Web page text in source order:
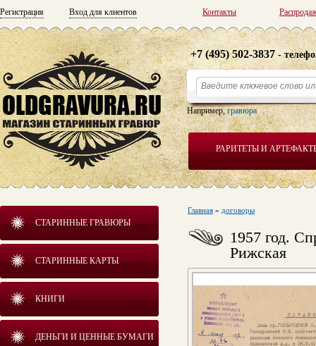
Регистрация Вход для клиентов Контакты
РАРИТЕТЫ И
+7 (495) 502-3837 -
Например,гравюра
СТАРИННЫЕ ГРАВЮРЫ
СТАРИННЫЕ КАРТЫ
КНИГИ
ДЕНЬГИ И ЦЕННЫЕ БУМАГИ
Главная » договоры
1957 год.
Рижская